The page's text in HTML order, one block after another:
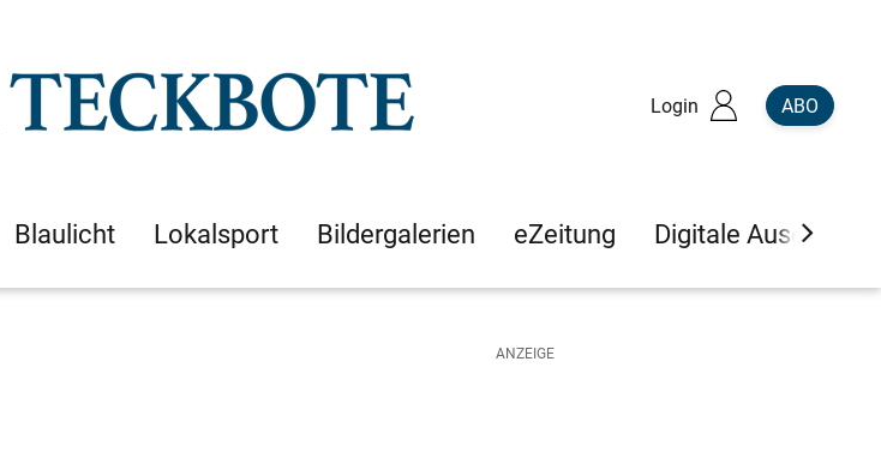
Login ABO
Blaulicht Lokalsport Bildergalerien eZeitung Digitale Ausgaben